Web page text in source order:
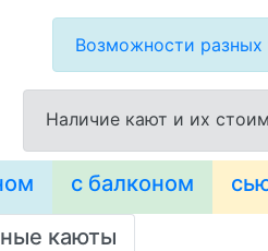
Возможности разных
Наличие кают и их
с балконом
каюты